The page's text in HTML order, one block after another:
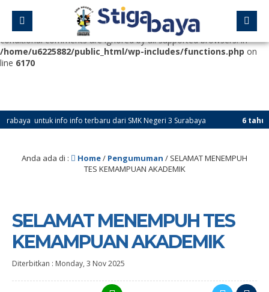
Deprecated
: Function WP_Dependencies->add_data() was called
with an argument that is
deprecated
since version 6.9.0! IE
conditional comments are ignored by all supported browsers. in
/home/u6225882/public_html/wp-includes/functions.php on
line 6170
untuk info info terbaru dari SMK Negeri 3 Surabaya 6 tahun
Anda ada di : Home/ Pengumuman / SELAMAT MENEMPUH
TES KEMAMPUAN AKADEMIK
SELAMAT MENEMPUH TES
KEMAMPUAN AKADEMIK
Diterbitkan : Monday, 3 Nov 2025